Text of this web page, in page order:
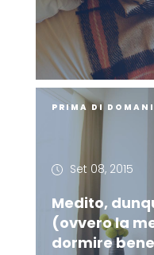
PRIMA DI DOMANI
Set 08, 2015
Medito,
(ovvero la
dormire